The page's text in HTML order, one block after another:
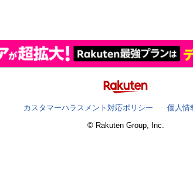
カスタマーハラスメント対応ポリシー
個人情
© Rakuten Group, Inc.